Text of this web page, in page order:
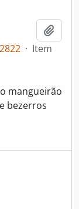
· Item
mangueirão
bezerros